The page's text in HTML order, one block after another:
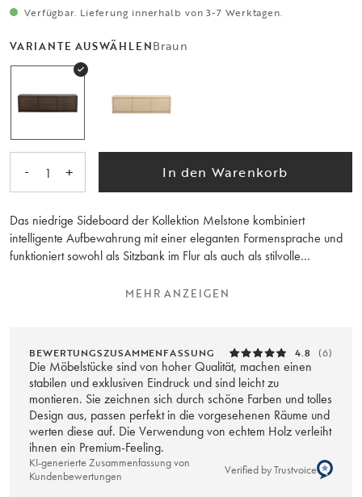
Verfügbar. Lieferung innerhalb von 3-7 Werktagen.
VARIANTE AUSWÄHLENBraun
- 1 + In den Warenkorb
Das niedrige Sideboard der Kollektion Melstone kombiniert
intelligente Aufbewahrung mit einer eleganten Formensprache und
funktioniert sowohl als Sitzbank im Flur als auch als stilvolle
zertifizierter Wildeiche mit schönen furnierten Oberflächen und
aus einem einzigen Brett des Baumes über die gesamte Front
hinweg geschaffen, was einen harmonischen und exklusiven
Ausdruck verleiht. Die eingelassenen Griffe aus massivem Holz
fügen sich nahtlos in das Design ein. Das Sideboard ruht auf einem
erhöhten Rahmen, der trotz seiner robusten Konstruktion einen
leichten Eindruck vermittelt.
Alle Türen haben eine Soft-Close-Funktion, die im Alltag ein leises
und geschmeidiges Gefühl vermittelt.
MEHR ANZEIGEN
BEWERTUNGSZUSAMMENFASSUNG 4.8 (6)
Die Möbelstücke sind von hoher Qualität, machen einen
stabilen und exklusiven Eindruck und sind leicht zu
montieren. Sie zeichnen sich durch schöne Farben und tolles
Design aus, passen perfekt in die vorgesehenen Räume und
werten diese auf. Die Verwendung von echtem Holz verleiht
ihnen ein Premium-Feeling.
KI-generierte Zusammenfassung von
Kundenbewertungen
Verified by Trustvoice